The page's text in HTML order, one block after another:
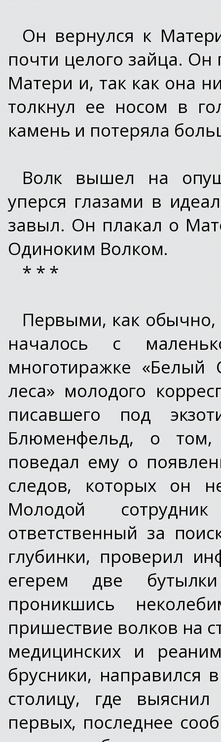
Он вернулся к
почти целого зайца.
Матери и, так как она
толкнул ее носом в
камень и потеряла
Волк вышел на
уперся глазами в
завыл. Он плакал о
Одиноким Волком.
* * *
Первыми, как обычно,
началось с
многотиражке «Белый
леса» молодого
писавшего под
Блюменфельд, о
поведал ему о
следов, которых он
Молодой
ответственный за
глубинки, проверил
егерем две
проникшись
пришествие волков на
медицинских и
брусники, направился
столицу, где
первых, последнее